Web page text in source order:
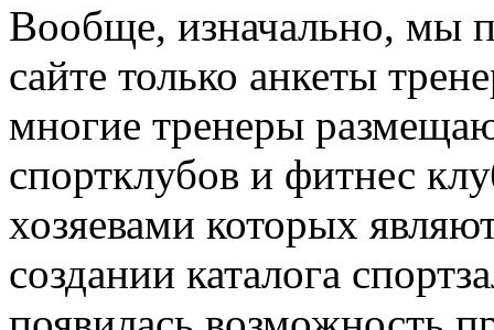
Вообще, изначально, мы
сайте только анкеты
многие тренеры
спортклубов и фитнес
хозяевами которых
создании каталога